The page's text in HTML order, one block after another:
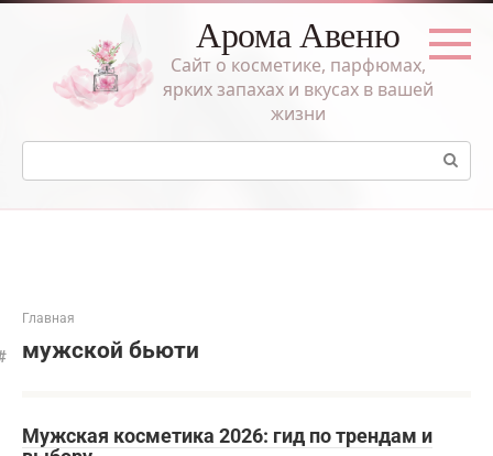
Перейти
Арома Авеню
Сайт о косметике, парфюмах,
ярких запахах и вкусах в вашей
жизни
Поиск:
Главная
мужской бьюти
Мужская косметика 2026: гид по трендам и